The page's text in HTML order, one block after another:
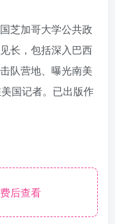
芝加哥大学公共政
长，包括深入巴西
队营地、曝光南美
国记者。已出版作
后查看